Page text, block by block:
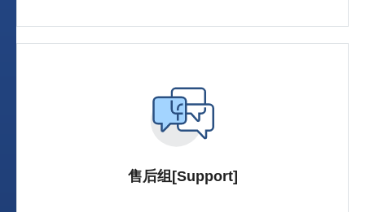
售后组[Support]